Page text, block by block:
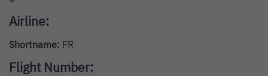
Airline:
Shortname: FR
Flight Number: